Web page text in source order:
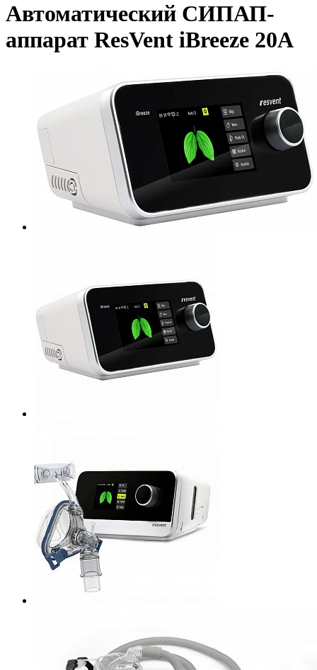
Автоматический СИПАП-
аппарат ResVent iBreeze 20A